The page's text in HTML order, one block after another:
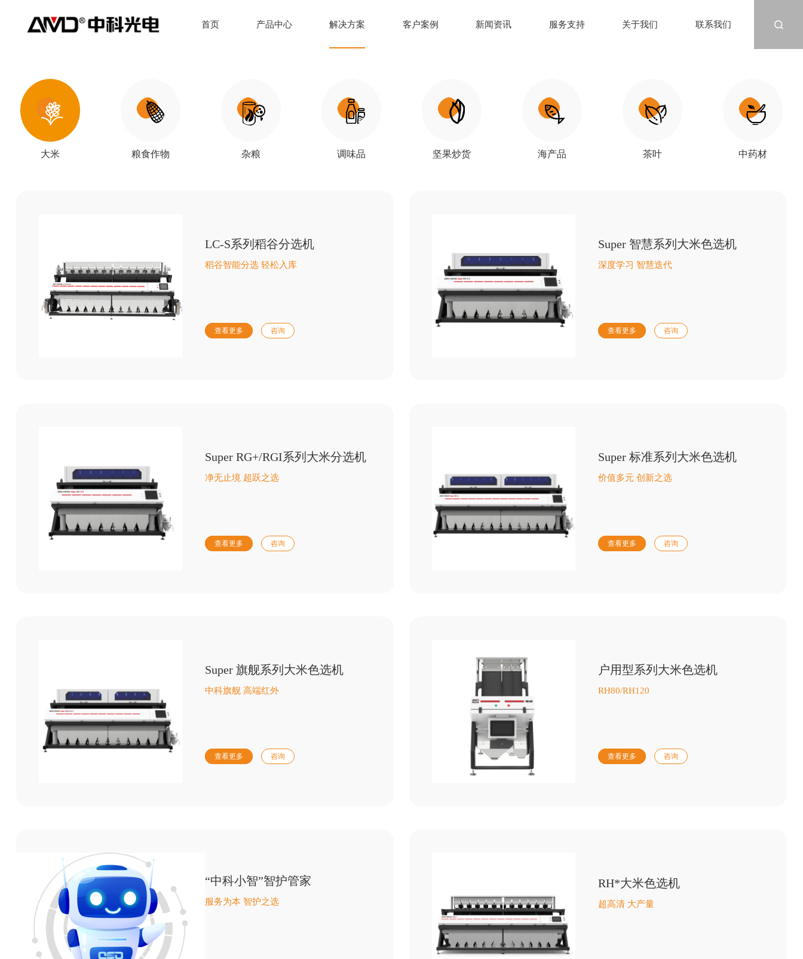
首页 产品中心 解决方案 客户案例 新闻资讯 服务支持 关于我们 联系我们
大米 粮食作物 杂粮 调味品 坚果炒货 海产品 茶叶 中药材
LC-S系列稻谷分选机
稻谷智能分选 轻松入库
查看更多 咨询
Super 智慧系列大米色选机
深度学习 智慧迭代
查看更多 咨询
Super RG+/RGI系列大米分选机
净无止境 超跃之选
查看更多 咨询
Super 标准系列大米色选机
价值多元 创新之选
查看更多 咨询
Super 旗舰系列大米色选机
中科旗舰 高端红外
查看更多 咨询
户用型系列大米色选机
RH80/RH120
查看更多 咨询
“中科小智”智护管家
服务为本 智护之选
RH*大米色选机
超高清 大产量